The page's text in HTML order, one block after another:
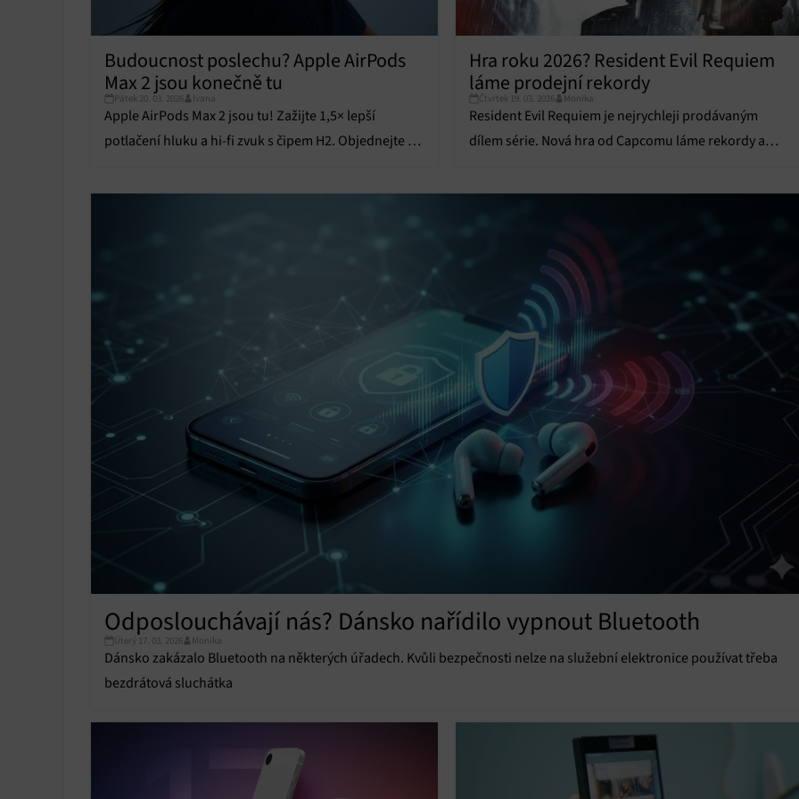
Poskytování a zobrazování reklamy a obsahu, Ukládání a sdělování voleb
ochrany osobních údajů.
Budoucnost poslechu? Apple AirPods
Max 2 jsou konečně tu
Pátek 20. 03. 2026 Ivana
Apple AirPods Max 2 jsou tu! Zažijte 1,5× lepší
potlačení hluku a hi-fi zvuk s čipem H2. Objednejte si
Hra roku 2026? Resident Evil Requiem
láme prodejní rekordy
Čtvrtek 19. 03. 2026 Monika
Resident Evil Requiem je nejrychleji prodávaným
dílem série. Nová hra od Capcomu láme rekordy a
Odposlouchávají nás? Dánsko nařídilo vypnout Bluetooth
Úterý 17. 03. 2026 Monika
Dánsko zakázalo Bluetooth na některých úřadech. Kvůli bezpečnosti nelze na služební elektronice používat třeba
bezdrátová sluchátka